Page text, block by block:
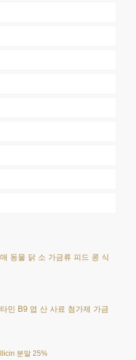
동물 닭 소 가금류 피드 콩 식
민 B9 엽 산 사료 첨가제 가금
분말 25%